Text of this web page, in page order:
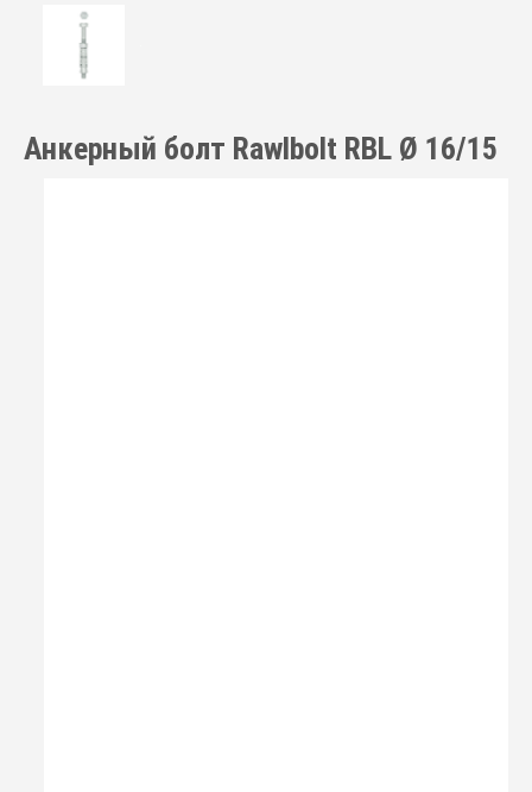
Анкерный болт Rawlbolt RBL Ø 16/15